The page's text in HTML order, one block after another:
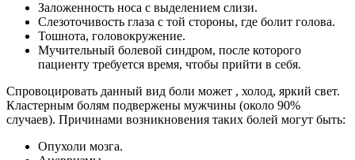
Заложенность носа с выделением слизи.
Слезоточивость глаза с той стороны, где болит голова.
Тошнота, головокружение.
Мучительный болевой синдром, после которого
пациенту требуется время, чтобы прийти в себя.
Спровоцировать данный вид боли может , холод, яркий свет.
Кластерным болям подвержены мужчины (около 90%
случаев). Причинами возникновения таких болей могут быть:
Опухоли мозга.